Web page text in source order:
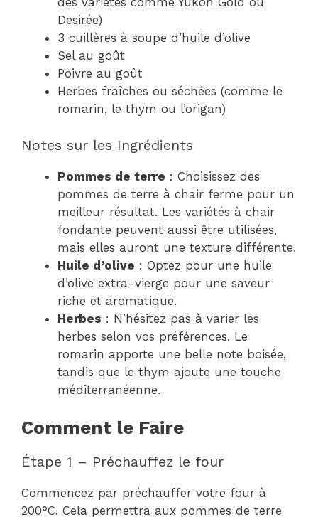
Desirée)
3 cuillères à soupe d’huile d’olive
Sel au goût
Poivre au goût
Herbes fraîches ou séchées (comme le
romarin, le thym ou l’origan)
Notes sur les Ingrédients
Pommes de terre : Choisissez des
pommes de terre à chair ferme pour un
meilleur résultat. Les variétés à chair
fondante peuvent aussi être utilisées,
mais elles auront une texture différente.
Huile d’olive : Optez pour une huile
d’olive extra-vierge pour une saveur
riche et aromatique.
Herbes : N’hésitez pas à varier les
herbes selon vos préférences. Le
romarin apporte une belle note boisée,
tandis que le thym ajoute une touche
méditerranéenne.
Comment le Faire
Étape 1 – Préchauffez le four
Commencez par préchauffer votre four à
200°C. Cela permettra aux pommes de terre